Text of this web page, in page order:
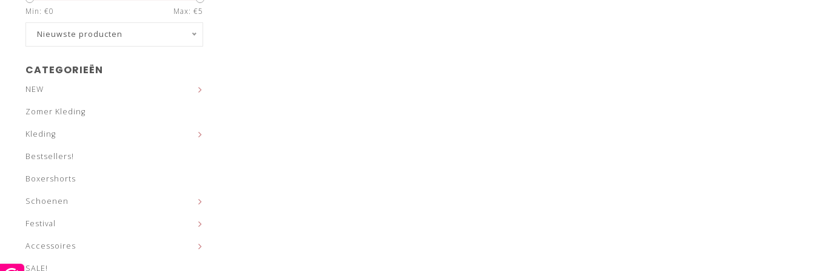
Min: €0 Max: €5
Nieuwste producten
CATEGORIEËN
NEW
Zomer Kleding
Kleding
Bestsellers!
Boxershorts
Schoenen
Festival
Accessoires
SALE!